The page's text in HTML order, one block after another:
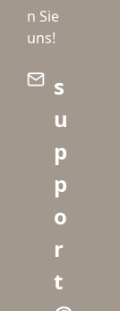
n Sie
uns!
s
u
p
p
o
r
t